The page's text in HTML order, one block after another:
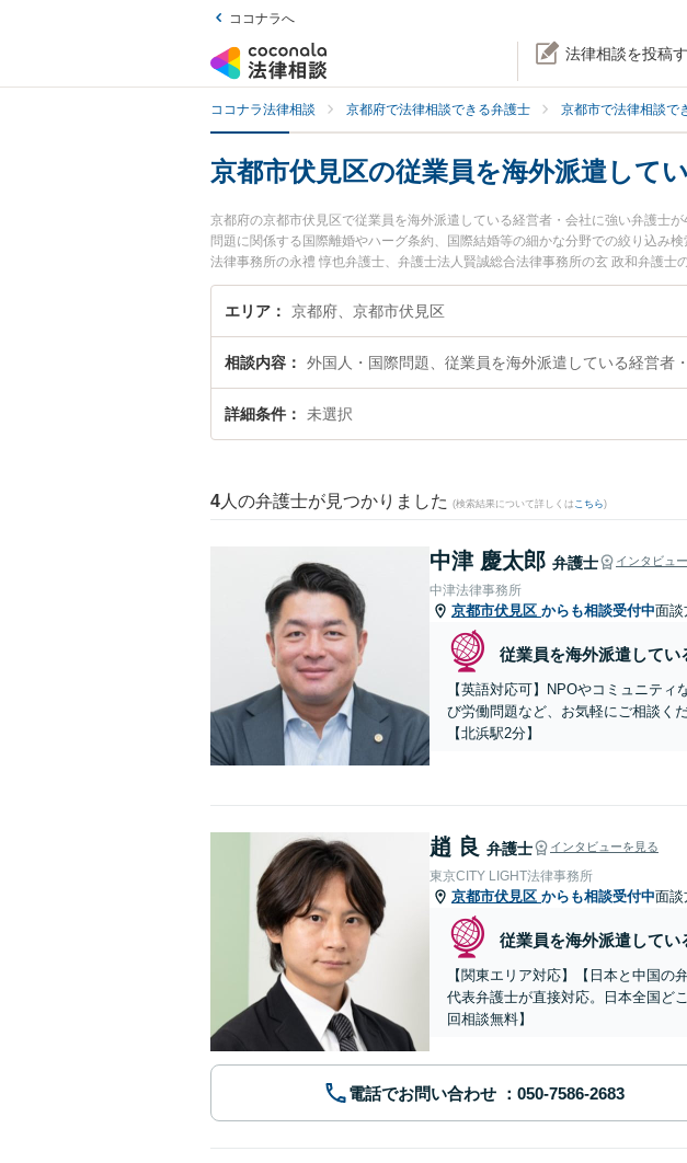
ココナラへ
法律相談を投稿
ココナラ法律相談 京都府で法律相談できる弁護士 京都市で法律相談で
京都市伏見区の従業員を海外派遣して
京都府の京都市伏見区で従業員を海外派遣している経営者・会社に強い弁護士
問題に関係する国際離婚やハーグ条約、国際結婚等の細かな分野での絞り込み
法律事務所の永禮 惇也弁護士、弁護士法人賢誠総合法律事務所の玄 政和弁護
発生した従業員を海外派遣している経営者・会社のトラブルを今すぐに弁護士
を検索したい』『初回相談無料で従業員を海外派遣している経営者・会社を
エリア 京都府、京都市伏見区
相談内容 外国人・国際問題、従業員を海外派遣している経営者
詳細条件 未選択
4 人の弁護士が見つかりました (検索結果について詳しくは こちら)
中津 慶太郎 弁護士 インタビュ
中津法律事務所
京都市伏見区 からも相談受付中面談
従業員を海外派遣してい
【英語対応可】NPOやコミュニテ
び労働問題など、お気軽にご相談く
【北浜駅2分】
趙 良 弁護士 インタビューを見る
東京CITY LIGHT法律事務所
京都市伏見区 からも相談受付中面談
従業員を海外派遣してい
【関東エリア対応】【日本と中国
代表弁護士が直接対応。日本全国ど
回相談無料】
電話でお問い合わせ